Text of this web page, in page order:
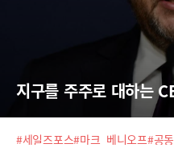
지구를 주주로 대하는
#세일즈포스#마크_베니오프#공